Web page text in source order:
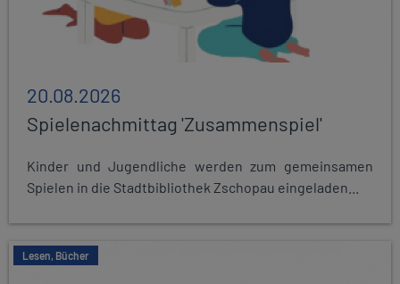
20.08.2026
Spielenachmittag 'Zusammenspiel'
Kinder und Jugendliche werden zum gemeinsamen
Spielen in die Stadtbibliothek Zschopau eingeladen...
Lesen, Bücher